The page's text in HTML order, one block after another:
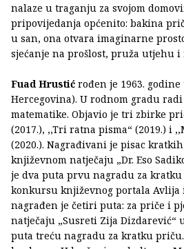
nalaze u traganju za svojom
pripovijedanja općenito: bakina
u san, ona otvara imaginarne
sjećanje na prošlost, pruža utjehu i
Fuad Hrustić rođen je 1963.
Hercegovina). U rodnom gradu
matematike. Objavio je tri zbirke
(2017.), ,,Tri ratna pisma“ (2019.) i
(2020.). Nagrađivani je pisac
književnom natječaju „Dr. Eso
je dva puta prvu nagradu za
konkursu književnog portala Avlija
nagrađen je četiri puta: za priče i
natječaju „Susreti Zija Dizdarević“
puta treću nagradu za kratku